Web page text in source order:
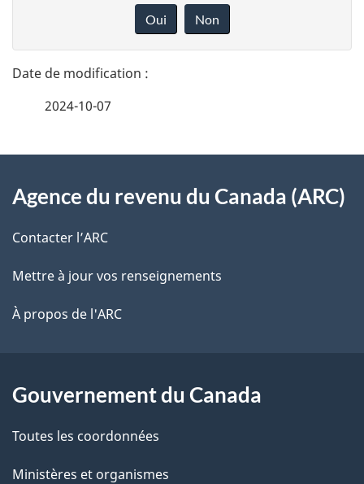
t
a
l
s
l
a
a
g
e
n
o
t
r
e
é
t
a
t
i
Oui Non
2024-10-07
propos
de
ce
site
Agence du revenu du Canada (ARC)
Contacter l’ARC
Mettre à jour vos renseignements
À propos de l'ARC
Gouvernement du Canada
Toutes les coordonnées
Ministères et organismes